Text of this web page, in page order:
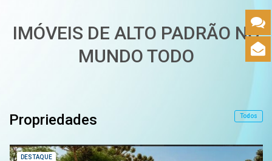
IMÓVEIS DE ALTO PADRÃO NO
MUNDO TODO
Propriedades Todos
DESTAQUE